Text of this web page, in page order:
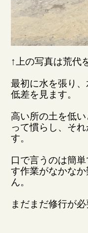
↑上の写真は荒代
最初に水を張り
低差を見ます。
高い所の土を低
って慣らし、そ
す。
口で言うのは簡
す作業がなかな
ん。
まだまだ修行が必